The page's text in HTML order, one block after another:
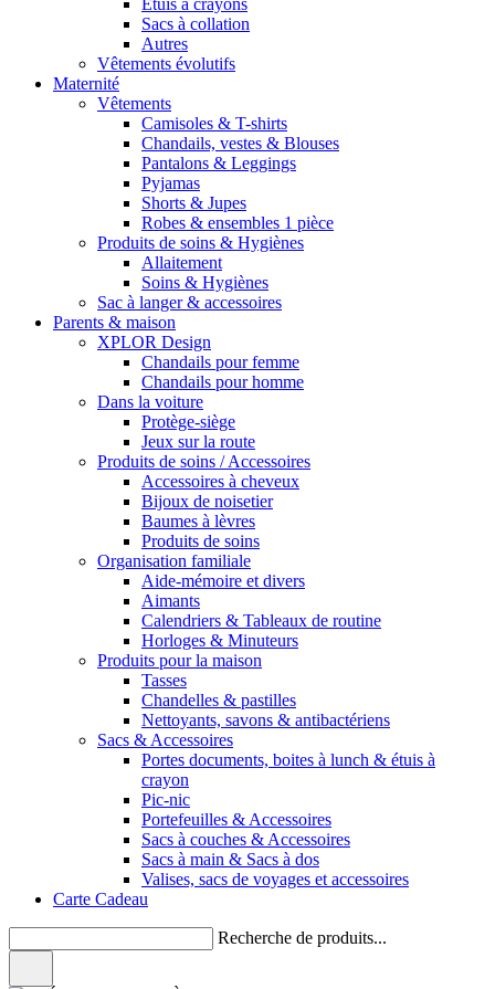
Étuis à crayons
Sacs à collation
Autres
Vêtements évolutifs
Maternité
Vêtements
Camisoles & T-shirts
Chandails, vestes & Blouses
Pantalons & Leggings
Pyjamas
Shorts & Jupes
Robes & ensembles 1 pièce
Produits de soins & Hygiènes
Allaitement
Soins & Hygiènes
Sac à langer & accessoires
Parents & maison
XPLOR Design
Chandails pour femme
Chandails pour homme
Dans la voiture
Protège-siège
Jeux sur la route
Produits de soins / Accessoires
Accessoires à cheveux
Bijoux de noisetier
Baumes à lèvres
Produits de soins
Organisation familiale
Aide-mémoire et divers
Aimants
Calendriers & Tableaux de routine
Horloges & Minuteurs
Produits pour la maison
Tasses
Chandelles & pastilles
Nettoyants, savons & antibactériens
Sacs & Accessoires
Portes documents, boites à lunch & étuis à
crayon
Pic-nic
Portefeuilles & Accessoires
Sacs à couches & Accessoires
Sacs à main & Sacs à dos
Valises, sacs de voyages et accessoires
Carte Cadeau
Recherche de produits...